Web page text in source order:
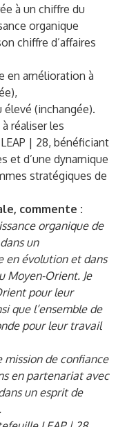
à un chiffre du
organique
chiffre d’affaires
en amélioration à
élevé (inchangée).
réaliser les
| 28, bénéficiant
et d’une dynamique
stratégiques de
commente :
organique de
un
en évolution et dans
Moyen-Orient. Je
pour leur
que l’ensemble de
pour leur travail
mission de confiance
en partenariat avec
un esprit de